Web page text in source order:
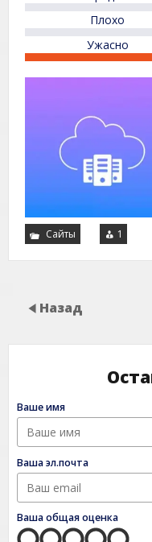
Плохо
Ужасно
Сайты 1
Назад
Ваше имя
Ваша эл.почта
Ваша общая оценка